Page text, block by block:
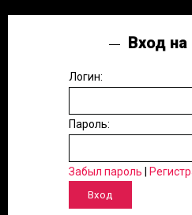
Вход на
Логин:
Пароль:
Забыл пароль